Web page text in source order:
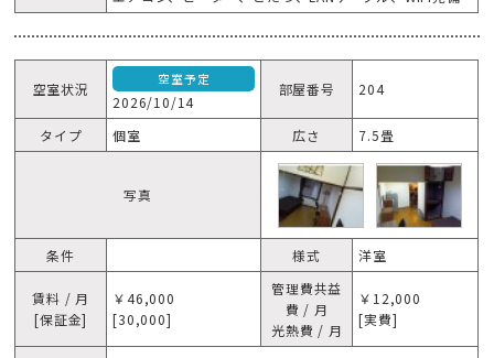
空室状況
空室予定
2026/10/14
部屋番号 204
タイプ 個室 広さ 7.5畳
写真
条件 様式 洋室
賃料 / 月
[保証金]
￥46,000
[30,000]
管理費共益
費 / 月
光熱費 / 月
￥12,000
[実費]